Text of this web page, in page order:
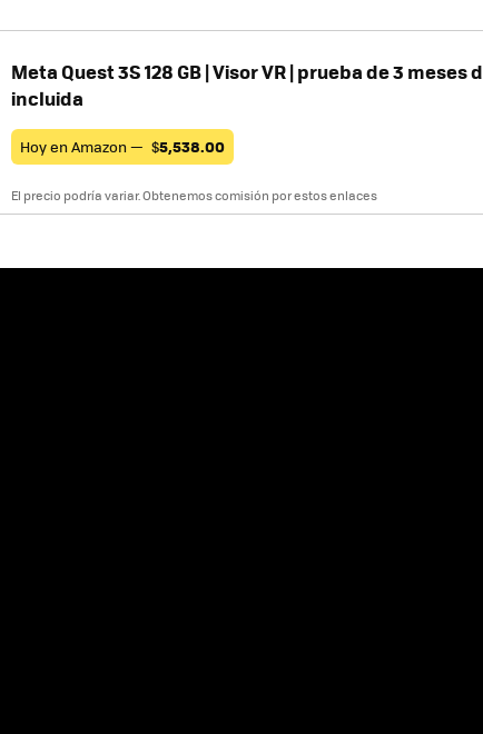
Meta Quest 3S 128 GB | Visor VR | prueba de 3 meses
incluida
Hoy en Amazon — $5,538.00
El precio podría variar. Obtenemos comisión por estos enlaces